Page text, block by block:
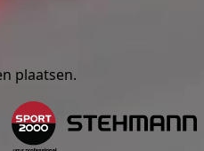
plaatsen.
Studentensportcentrum